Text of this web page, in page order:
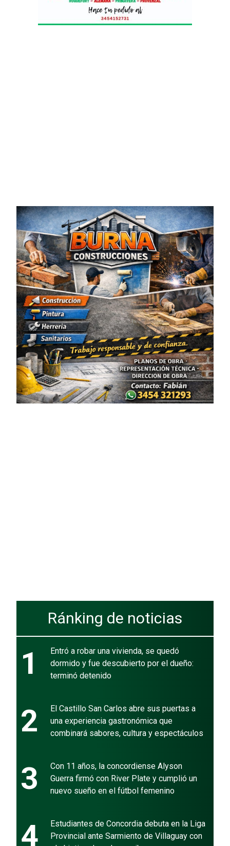
Ránking de noticias
1
Entró a robar una vivienda, se quedó
dormido y fue descubierto por el dueño:
terminó detenido
2
El Castillo San Carlos abre sus puertas a
una experiencia gastronómica que
combinará sabores, cultura y espectáculos
3
Con 11 años, la concordiense Alyson
Guerra firmó con River Plate y cumplió un
nuevo sueño en el fútbol femenino
4
Estudiantes de Concordia debuta en la Liga
Provincial ante Sarmiento de Villaguay con